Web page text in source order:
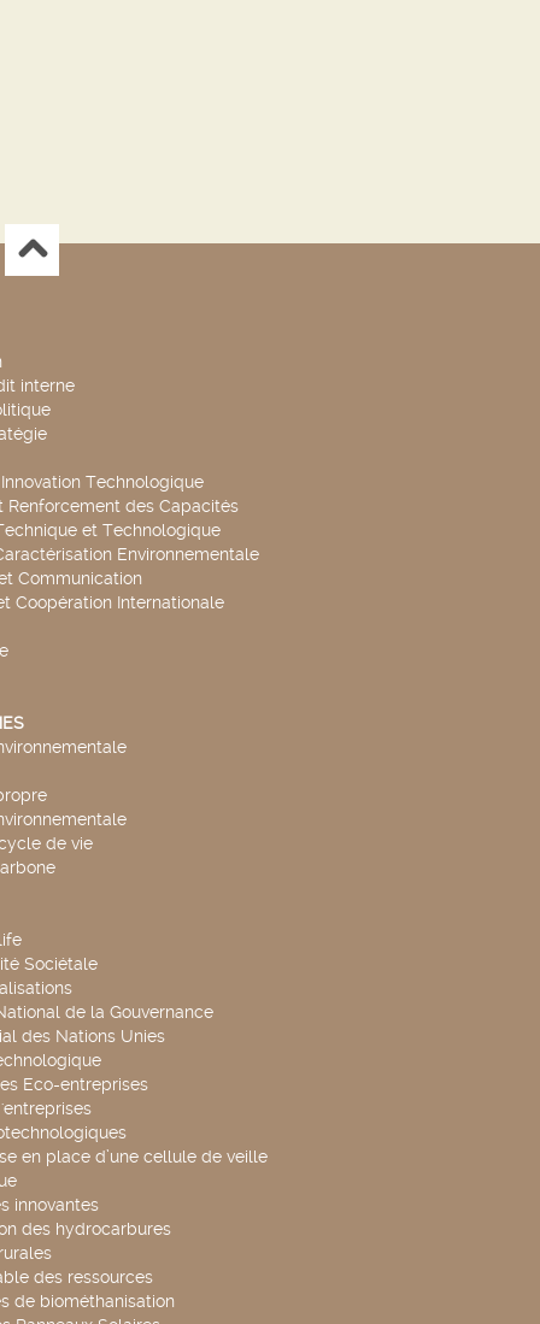
interne
Technologique
Renforcement des Capacités
et Technologique
Environnementale
Communication
Coopération Internationale
de vie
Sociétale
de la Gouvernance
des Nations Unies
Eco-entreprises
en place d’une cellule de veille
innovantes
des hydrocarbures
des ressources
de biométhanisation